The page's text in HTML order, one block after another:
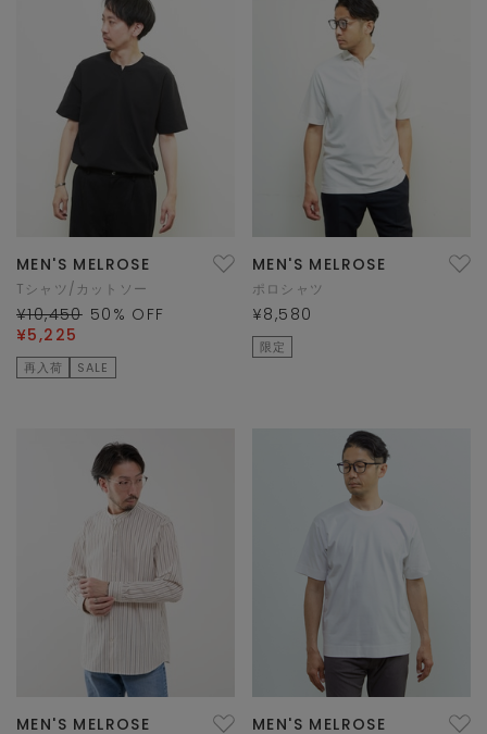
MEN'S MELROSE
Tシャツ/カットソー
¥10,450 50 % OFF
¥5,225
再入荷 SALE
MEN'S MELROSE
ポロシャツ
¥8,580
限定
MEN'S MELROSE MEN'S MELROSE